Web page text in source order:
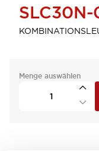
Menge auswählen